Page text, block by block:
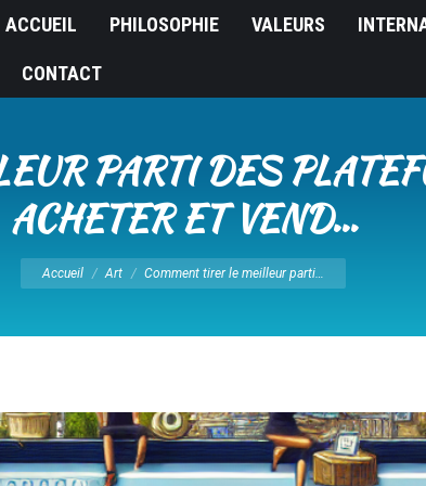
ACCUEIL PHILOSOPHIE VALEURS
CONTACT
PARTI DES
ACHETER ET VEND…
Vous êtes ici :
Accueil Art Comment tirer le meilleur parti…